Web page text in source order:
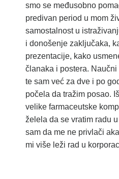
smo se međusobno
predivan period u mom
samostalnost u
i donošenje zaključaka,
prezentacije, kako
članaka i postera.
te sam već za dve i po
počela da tražim posao.
velike farmaceutske
želela da se vratim radu
sam da me ne privlači
mi više leži rad u